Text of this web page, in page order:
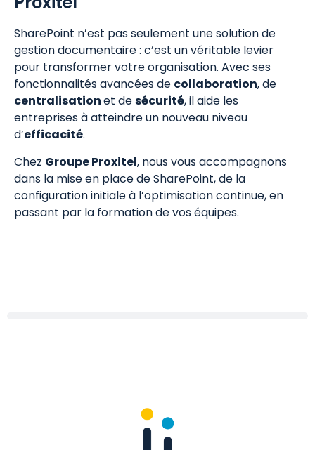
SharePoint n’est pas seulement une solution de
gestion documentaire : c’est un véritable levier
pour transformer votre organisation. Avec ses
fonctionnalités avancées de collaboration, de
centralisationet desécurité, il aide les
entreprises à atteindre un nouveau niveau
d’efficacité.
Chez Groupe Proxitel, nous vous accompagnons
dans la mise en place de SharePoint, de la
configuration initiale à l’optimisation continue, en
passant par la formation de vos équipes.